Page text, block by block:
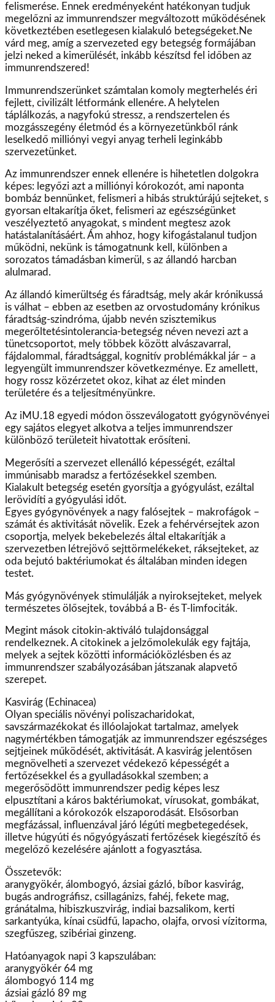
felismerése. Ennek eredményeként hatékonyan tudjuk
megelőzni az immunrendszer megváltozott működésének
következtében esetlegesen kialakuló betegségeket.Ne
várd meg, amíg a szervezeted egy betegség formájában
jelzi neked a kimerülését, inkább készítsd fel időben az
immunrendszered!
Immunrendszerünket számtalan komoly megterhelés éri
fejlett, civilizált létformánk ellenére. A helytelen
táplálkozás, a nagyfokú stressz, a rendszertelen és
mozgásszegény életmód és a környezetünkből ránk
leselkedő milliónyi vegyi anyag terheli leginkább
szervezetünket.
Az immunrendszer ennek ellenére is hihetetlen dolgokra
képes: legyőzi azt a milliónyi kórokozót, ami naponta
bombáz bennünket, felismeri a hibás struktúrájú sejteket, s
gyorsan eltakarítja őket, felismeri az egészségünket
veszélyeztető anyagokat, s mindent megtesz azok
hatástalanításáért. Ám ahhoz, hogy kifogástalanul tudjon
működni, nekünk is támogatnunk kell, különben a
sorozatos támadásban kimerül, s az állandó harcban
alulmarad.
Az állandó kimerültség és fáradtság, mely akár krónikussá
is válhat – ebben az esetben az orvostudomány krónikus
fáradtság-szindróma, újabb nevén szisztemikus
megerőltetésintolerancia-betegség néven nevezi azt a
tünetcsoportot, mely többek között alvászavarral,
fájdalommal, fáradtsággal, kognitív problémákkal jár – a
legyengült immunrendszer következménye. Ez amellett,
hogy rossz közérzetet okoz, kihat az élet minden
területére és a teljesítményünkre.
Az iMU.18 egyedi módon összeválogatott gyógynövényei
egy sajátos elegyet alkotva a teljes immunrendszer
különböző területeit hivatottak erősíteni.
Megerősíti a szervezet ellenálló képességét, ezáltal
immúnisabb maradsz a fertőzésekkel szemben.
Kialakult betegség esetén gyorsítja a gyógyulást, ezáltal
lerövidíti a gyógyulási időt.
Egyes gyógynövények a nagy falósejtek – makrofágok –
számát és aktivitását növelik. Ezek a fehérvérsejtek azon
csoportja, melyek bekebelezés által eltakarítják a
szervezetben létrejövő sejttörmelékeket, ráksejteket, az
oda bejutó baktériumokat és általában minden idegen
testet.
Más gyógynövények stimulálják a nyiroksejteket, melyek
természetes ölősejtek, továbbá a B- és T-limfociták.
Megint mások citokin-aktiváló tulajdonsággal
rendelkeznek. A citokinek a jelzőmolekulák egy fajtája,
melyek a sejtek közötti információközlésben és az
immunrendszer szabályozásában játszanak alapvető
szerepet.
Kasvirág (Echinacea)
Olyan speciális növényi poliszacharidokat,
savszármazékokat és illóolajokat tartalmaz, amelyek
nagymértékben támogatják az immunrendszer egészséges
sejtjeinek működését, aktivitását. A kasvirág jelentősen
megnövelheti a szervezet védekező képességét a
fertőzésekkel és a gyulladásokkal szemben; a
megerősödött immunrendszer pedig képes lesz
elpusztítani a káros baktériumokat, vírusokat, gombákat,
megállítani a kórokozók elszaporodását. Elsősorban
megfázással, influenzával járó légúti megbetegedések,
illetve húgyúti és nőgyógyászati fertőzések kiegészítő és
megelőző kezelésére ajánlott a fogyasztása.
Összetevők:
aranygyökér, álombogyó, ázsiai gázló, bíbor kasvirág,
bugás andrográfisz, csillagánizs, fahéj, fekete mag,
gránátalma, hibiszkuszvirág, indiai bazsalikom, kerti
sarkantyúka, kínai csüdfű, lapacho, olajfa, orvosi vízitorma,
szegfűszeg, szibériai ginzeng.
Hatóanyagok napi 3 kapszulában:
aranygyökér 64 mg
álombogyó 114 mg
ázsiai gázló 89 mg